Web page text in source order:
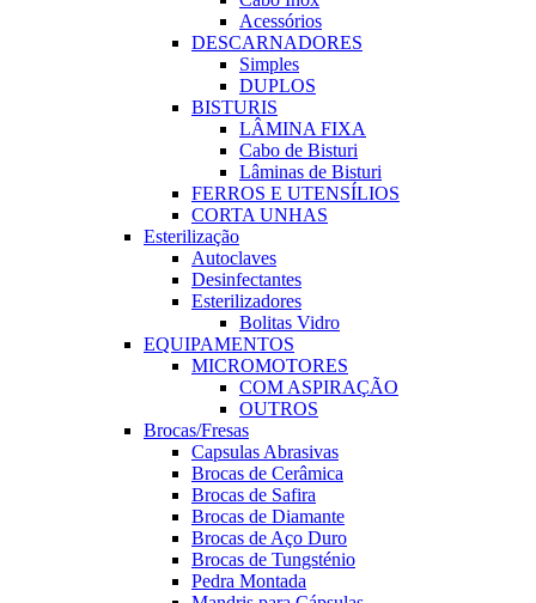
Acessórios
DESCARNADORES
Simples
DUPLOS
BISTURIS
LÂMINA FIXA
Cabo de Bisturi
Lâminas de Bisturi
FERROS E UTENSÍLIOS
CORTA UNHAS
Esterilização
Autoclaves
Desinfectantes
Esterilizadores
Bolitas Vidro
EQUIPAMENTOS
MICROMOTORES
COM ASPIRAÇÃO
OUTROS
Brocas/Fresas
Capsulas Abrasivas
Brocas de Cerâmica
Brocas de Safira
Brocas de Diamante
Brocas de Aço Duro
Brocas de Tungsténio
Pedra Montada